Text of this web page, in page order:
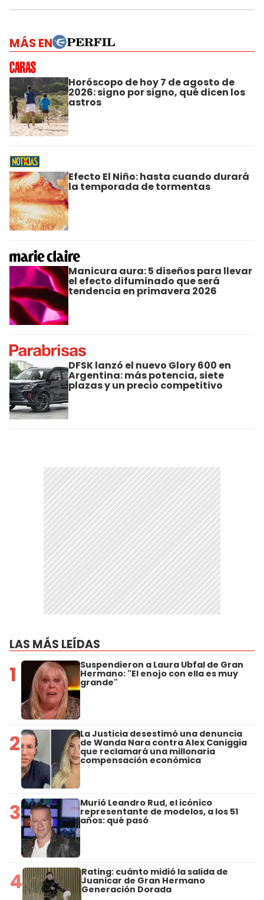
MÁS EN
Horóscopo de hoy 7 de agosto de
2026: signo por signo, qué dicen los
astros
Efecto El Niño: hasta cuando durará
la temporada de tormentas
Manicura aura: 5 diseños para llevar
el efecto difuminado que será
tendencia en primavera 2026
DFSK lanzó el nuevo Glory 600 en
Argentina: más potencia, siete
plazas y un precio competitivo
LAS MÁS LEÍDAS
1 Suspendieron a Laura Ubfal de Gran
Hermano: "El enojo con ella es muy
grande"
2 La Justicia desestimó una denuncia
de Wanda Nara contra Alex Caniggia
que reclamará una millonaria
compensación económica
3 Murió Leandro Rud, el icónico
representante de modelos, a los 51
años: qué pasó
4 Rating: cuánto midió la salida de
Juanicar de Gran Hermano
Generación Dorada